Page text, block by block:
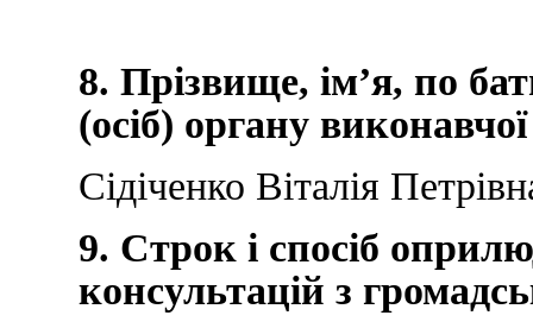
8. Прізвище, ім’я, по
(осіб) органу
Сідіченко Віталія
9. Строк і спосіб
консультацій з